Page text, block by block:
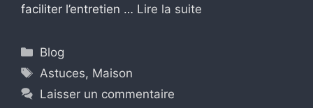
faciliter l’entretien … Lire la suite
Catégories
Blog
Étiquettes
Astuces, Maison
Laisser un commentaire